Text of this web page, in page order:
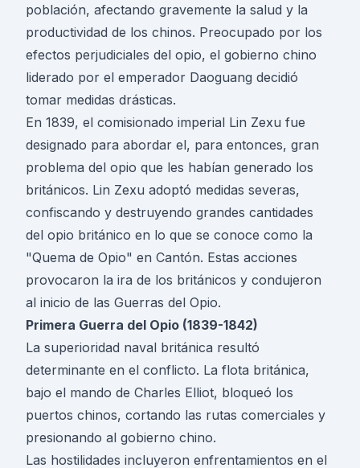
población, afectando gravemente la salud y la
productividad de los chinos. Preocupado por los
efectos perjudiciales del opio, el gobierno chino
liderado por el emperador Daoguang decidió
tomar medidas drásticas.
En 1839, el comisionado imperial Lin Zexu fue
designado para abordar el, para entonces, gran
problema del opio que les habían generado los
británicos. Lin Zexu adoptó medidas severas,
confiscando y destruyendo grandes cantidades
del opio británico en lo que se conoce como la
"Quema de Opio" en Cantón. Estas acciones
provocaron la ira de los británicos y condujeron
al inicio de las Guerras del Opio.
Primera Guerra del Opio (1839-1842)
La superioridad naval británica resultó
determinante en el conflicto. La flota británica,
bajo el mando de Charles Elliot, bloqueó los
puertos chinos, cortando las rutas comerciales y
presionando al gobierno chino.
Las hostilidades incluyeron enfrentamientos en el